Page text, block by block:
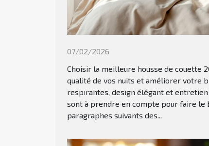
07/02/2026
Choisir la meilleure housse de couette
qualité de vos nuits et améliorer votre
respirantes, design élégant et
sont à prendre en compte pour faire le
paragraphes suivants des...